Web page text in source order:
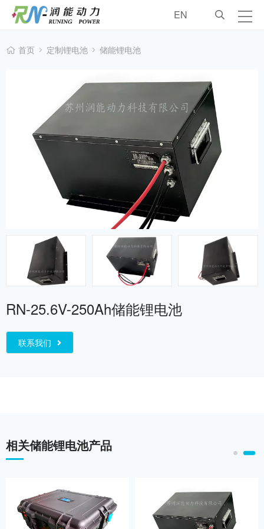
润能动力
车辆锂电池
定制锂电池
配件
销售服务
工程案例
联系我们
EN
首页 定制锂电池 储能锂电池
RN-25.6V-250Ah储能锂电池
联系我们
相关储能锂电池产品